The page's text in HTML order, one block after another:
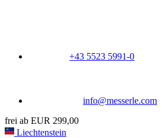
+43 5523 5991-0
info@messerle.com
frei ab EUR 299,00
Liechtenstein